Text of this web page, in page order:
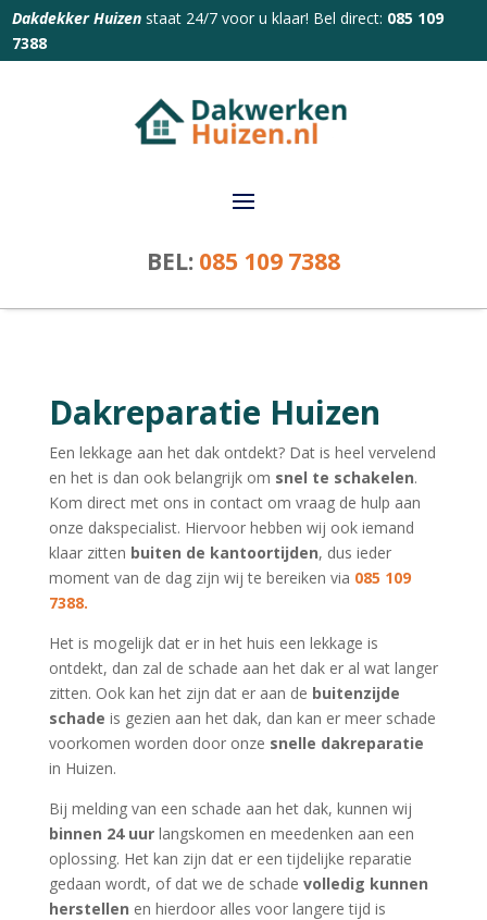
Dakdekker Huizen staat 24/7 voor u klaar! Bel direct: 085 109
7388
BEL: 085 109 7388
Dakreparatie Huizen
Een lekkage aan het dak ontdekt? Dat is heel vervelend
en het is dan ook belangrijk om snel te schakelen.
Kom direct met ons in contact om vraag de hulp aan
onze dakspecialist. Hiervoor hebben wij ook iemand
klaar zitten buiten de kantoortijden, dus ieder
moment van de dag zijn wij te bereiken via 085 109
7388.
Het is mogelijk dat er in het huis een lekkage is
ontdekt, dan zal de schade aan het dak er al wat langer
zitten. Ook kan het zijn dat er aan de buitenzijde
schade is gezien aan het dak, dan kan er meer schade
voorkomen worden door onze snelle dakreparatie
in Huizen.
Bij melding van een schade aan het dak, kunnen wij
binnen 24 uurlangskomen en meedenken aan een
oplossing. Het kan zijn dat er een tijdelijke reparatie
gedaan wordt, of dat we de schade volledig kunnen
herstellen en hierdoor alles voor langere tijd is